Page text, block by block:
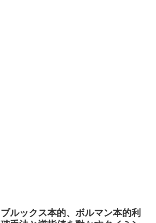
ブルックス本的、ボルマン本的利